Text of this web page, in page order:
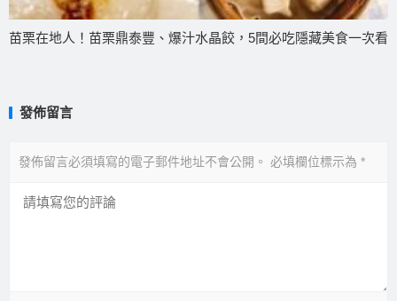
苗栗在地人！苗栗鼎泰豐、爆汁水晶餃，5間必吃隱藏美食一次看
發佈留言
發佈留言必須填寫的電子郵件地址不會公開。 必填欄位標示為 *